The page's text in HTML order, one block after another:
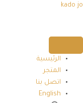
تخطي
kado jo
الرئيسية
المتجر
اتصل بنا
English